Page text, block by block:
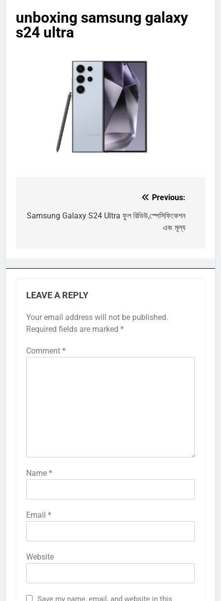
unboxing samsung galaxy
s24 ultra
navigation
Previous:
Samsung Galaxy S24 Ultra ফুল রিভিউ,স্পেসিফিকেশন
এবং মূল্য
LEAVE A REPLY
Your email address will not be published.
Required fields are marked *
Comment *
Name *
Email *
Website
Save my name, email, and website in this